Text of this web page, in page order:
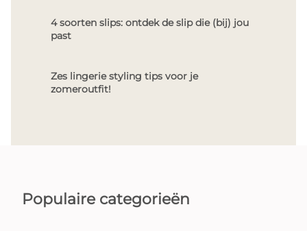
4 soorten slips: ontdek de slip die (bij) jou
past
Zes lingerie styling tips voor je
zomeroutfit!
Populaire categorieën